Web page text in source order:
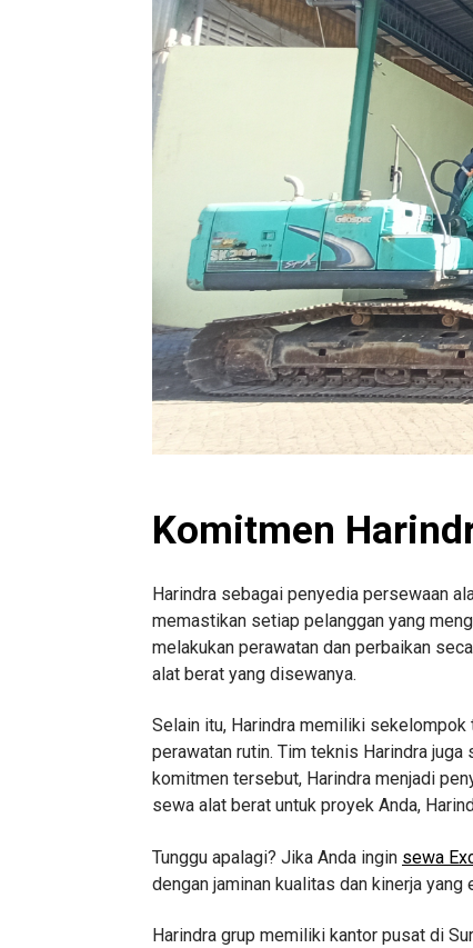
Komitmen
Harindra sebagai penyedia persewaan
memastikan setiap pelanggan yang
melakukan perawatan dan perbaikan
alat berat yang disewanya.
Selain itu, Harindra memiliki
perawatan rutin. Tim teknis Harindra
komitmen tersebut, Harindra menjadi
sewa alat berat untuk proyek Anda,
Tunggu apalagi? Jika Anda ingin sewa
dengan jaminan kualitas dan kinerja
Harindra grup memiliki kantor pusat di